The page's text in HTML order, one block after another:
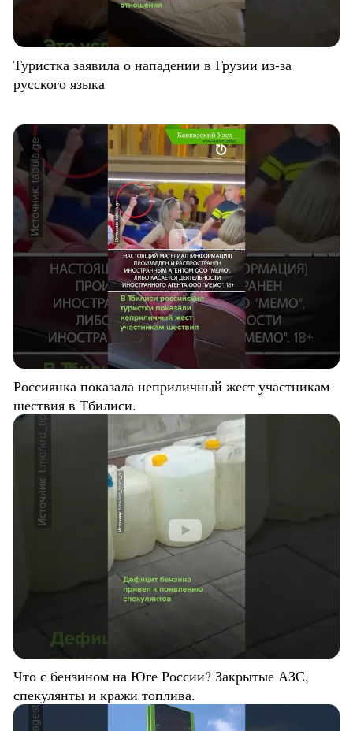
Туристка заявила о нападении в Грузии из-за
русского языка
Россиянка показала неприличный жест участникам
шествия в Тбилиси.
Что с бензином на Юге России? Закрытые АЗС,
спекулянты и кражи топлива.